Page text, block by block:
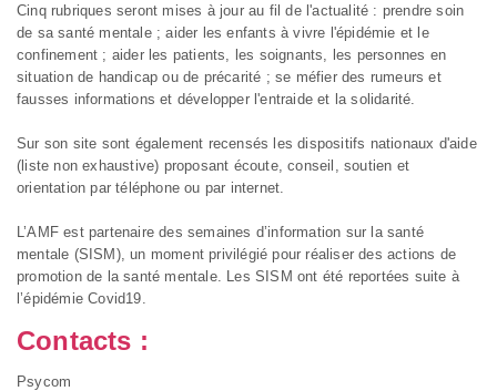
Cinq rubriques seront mises à jour au fil de l'actualité : prendre soin
de sa santé mentale ; aider les enfants à vivre l'épidémie et le
confinement ; aider les patients, les soignants, les personnes en
situation de handicap ou de précarité ; se méfier des rumeurs et
fausses informations et développer l'entraide et la solidarité.
Sur son site sont également recensés les dispositifs nationaux d'aide
(liste non exhaustive) proposant écoute, conseil, soutien et
orientation par téléphone ou par internet.
L’AMF est partenaire des semaines d’information sur la santé
mentale (SISM), un moment privilégié pour réaliser des actions de
promotion de la santé mentale. Les SISM ont été reportées suite à
l’épidémie Covid19.
Contacts :
Psycom